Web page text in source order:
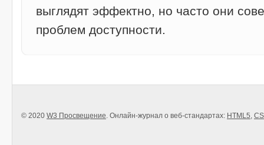
выглядят эффектно, но часто они
проблем доступности.
© 2020 W3 Просвещение . Онлайн-журнал о веб-стандартах: HTML5